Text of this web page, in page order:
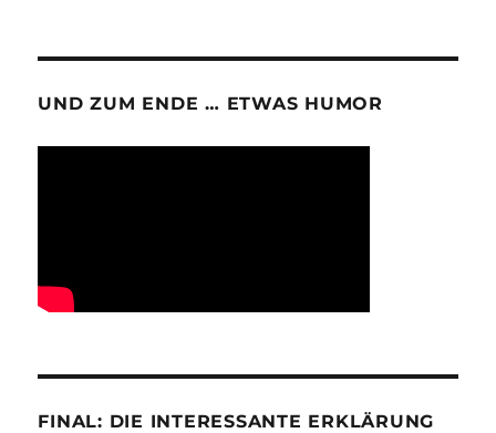
UND ZUM ENDE … ETWAS HUMOR
FINAL: DIE INTERESSANTE ERKLÄRUNG